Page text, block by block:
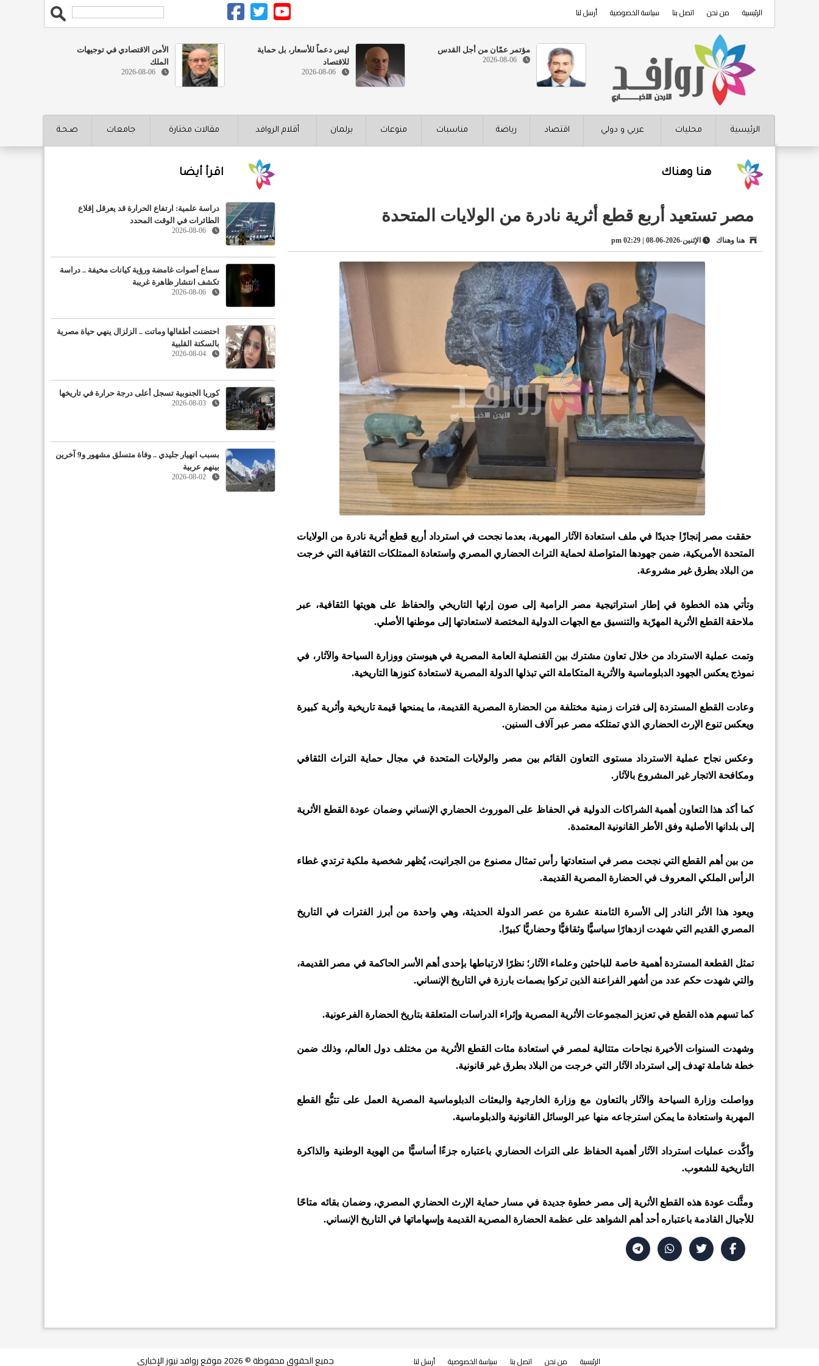
الرئيسية من نحن اتصل بنا سياسة الخصوصية أرسل لنا
مؤتمر عمّان من أجل القدس
2026-08-06
ليس دعماً للأسعار، بل حماية
للاقتصاد
2026-08-06
الأمن الاقتصادي في توجيهات
الملك
2026-08-06
الرئيسية محليات عربي و دولي اقتصاد رياضة مناسبات منوعات برلمان أقلام الروافد مقالات مختارة جامعات صـحـة
هنا وهناك
مصر تستعيد أربع قطع أثرية نادرة من الولايات المتحدة
هنا وهناك الإثنين-2026-06-08 | 02:29 pm
حققت مصر إنجازًا جديدًا في ملف استعادة الآثار المهربة، بعدما نجحت في استرداد أربع قطع أثرية نادرة من الولايات
المتحدة الأمريكية، ضمن جهودها المتواصلة لحماية التراث الحضاري المصري واستعادة الممتلكات الثقافية التي خرجت
من البلاد بطرق غير مشروعة.
وتأتي هذه الخطوة في إطار استراتيجية مصر الرامية إلى صون إرثها التاريخي والحفاظ على هويتها الثقافية، عبر
ملاحقة القطع الأثرية المهرّبة والتنسيق مع الجهات الدولية المختصة لاستعادتها إلى موطنها الأصلي.
وتمت عملية الاسترداد من خلال تعاون مشترك بين القنصلية العامة المصرية في هيوستن ووزارة السياحة والآثار، في
نموذج يعكس الجهود الدبلوماسية والأثرية المتكاملة التي تبذلها الدولة المصرية لاستعادة كنوزها التاريخية.
وعادت القطع المستردة إلى فترات زمنية مختلفة من الحضارة المصرية القديمة، ما يمنحها قيمة تاريخية وأثرية كبيرة
ويعكس تنوع الإرث الحضاري الذي تمتلكه مصر عبر آلاف السنين.
وعكس نجاح عملية الاسترداد مستوى التعاون القائم بين مصر والولايات المتحدة في مجال حماية التراث الثقافي
ومكافحة الاتجار غير المشروع بالآثار.
كما أكد هذا التعاون أهمية الشراكات الدولية في الحفاظ على الموروث الحضاري الإنساني وضمان عودة القطع الأثرية
إلى بلدانها الأصلية وفق الأطر القانونية المعتمدة.
من بين أهم القطع التي نجحت مصر في استعادتها رأس تمثال مصنوع من الجرانيت، يُظهر شخصية ملكية ترتدي غطاء
الرأس الملكي المعروف في الحضارة المصرية القديمة.
ويعود هذا الأثر النادر إلى الأسرة الثامنة عشرة من عصر الدولة الحديثة، وهي واحدة من أبرز الفترات في التاريخ
المصري القديم التي شهدت ازدهارًا سياسيًّا وثقافيًّا وحضاريًّا كبيرًا.
تمثل القطعة المستردة أهمية خاصة للباحثين وعلماء الآثار؛ نظرًا لارتباطها بإحدى أهم الأسر الحاكمة في مصر القديمة،
والتي شهدت حكم عدد من أشهر الفراعنة الذين تركوا بصمات بارزة في التاريخ الإنساني.
كما تسهم هذه القطع في تعزيز المجموعات الأثرية المصرية وإثراء الدراسات المتعلقة بتاريخ الحضارة الفرعونية.
وشهدت السنوات الأخيرة نجاحات متتالية لمصر في استعادة مئات القطع الأثرية من مختلف دول العالم، وذلك ضمن
خطة شاملة تهدف إلى استرداد الآثار التي خرجت من البلاد بطرق غير قانونية.
وواصلت وزارة السياحة والآثار بالتعاون مع وزارة الخارجية والبعثات الدبلوماسية المصرية العمل على تتبُّع القطع
المهربة واستعادة ما يمكن استرجاعه منها عبر الوسائل القانونية والدبلوماسية.
وأكَّدت عمليات استرداد الآثار أهمية الحفاظ على التراث الحضاري باعتباره جزءًا أساسيًّا من الهوية الوطنية والذاكرة
التاريخية للشعوب.
ومثَّلت عودة هذه القطع الأثرية إلى مصر خطوة جديدة في مسار حماية الإرث الحضاري المصري، وضمان بقائه متاحًا
للأجيال القادمة باعتباره أحد أهم الشواهد على عظمة الحضارة المصرية القديمة وإسهاماتها في التاريخ الإنساني.
اقرأ أيضا
دراسة علمية: ارتفاع الحرارة قد يعرقل إقلاع
الطائرات في الوقت المحدد
2026-08-06
سماع أصوات غامضة ورؤية كيانات مخيفة .. دراسة
تكشف انتشار ظاهرة غريبة
2026-08-06
احتضنت أطفالها وماتت .. الزلزال ينهي حياة مصرية
بالسكتة القلبية
2026-08-04
كوريا الجنوبية تسجل أعلى درجة حرارة في تاريخها
2026-08-03
بسبب انهيار جليدي .. وفاة متسلق مشهور و9 آخرين
بينهم عربية
2026-08-02
الرئيسية من نحن اتصل بنا سياسة الخصوصية أرسل لنا جميع الحقوق محفوظة © 2026 موقع روافد نيوز الإخباري